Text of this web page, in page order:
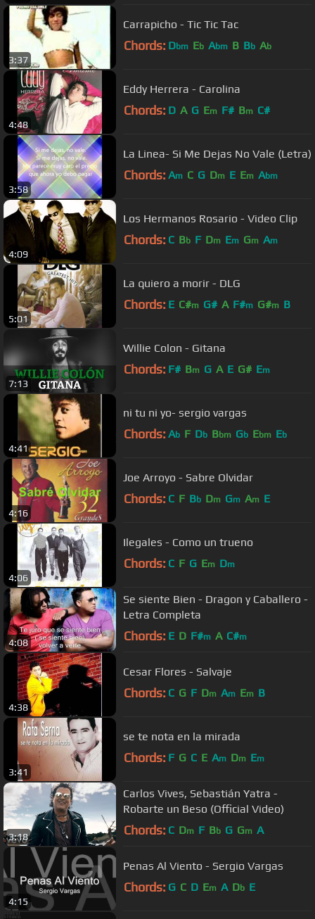
3:37
Carrapicho - Tic Tic Tac
Chords: Dbm Eb Abm B Bb Ab
4:48
Eddy Herrera - Carolina
Chords: D A G Em F# Bm C#
3:58
La Linea- Si Me Dejas No Vale (Letra)
Chords: Am C G Dm E Em Abm
4:09
Los Hermanos Rosario - Video Clip
Chords: C Bb F Dm Em Gm Am
5:01
La quiero a morir - DLG
Chords: E C#m G# A F#m G#m B
7:13
Willie Colon - Gitana
Chords: F# Bm G A E G# Em
4:41
ni tu ni yo- sergio vargas
Chords: Ab F Db Bbm Gb Ebm Eb
4:16
Joe Arroyo - Sabre Olvidar
Chords: C F Bb Dm Gm Am E
4:06
Ilegales - Como un trueno
Chords: C F G Em Dm
4:08
Se siente Bien - Dragon y Caballero -
Letra Completa
Chords: E D F#m A C#m
4:38
Cesar Flores - Salvaje
Chords: C G F Dm Am Em B
3:41
se te nota en la mirada
Chords: F G C E Am Dm Em
3:18
Carlos Vives, Sebastián Yatra -
Robarte un Beso (Official Video)
Chords: C Dm F Bb G Gm A
4:15
Penas Al Viento - Sergio Vargas
Chords: G C D Em A Db E